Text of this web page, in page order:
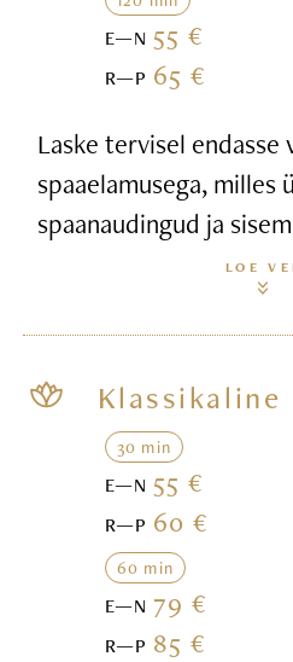
E—N 55 €
R—P 65 €
Laske tervisel endasse
spaaelamusega, milles
spaanaudingud ja
LOE
Klassikaline
30 min
E—N 55 €
R—P 60 €
60 min
E—N 79 €
R—P 85 €